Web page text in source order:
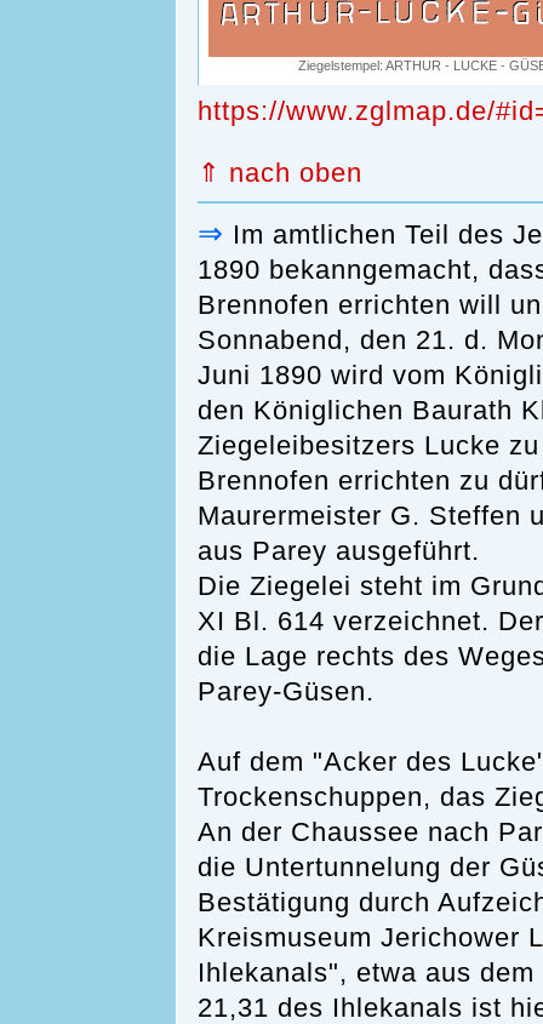
Ziegelstempel: ARTHUR - LUCKE -
https://www.zglmap.de/
⇑ nach oben
⇒ Im amtlichen Teil des
1890 bekanngemacht,
Brennofen errichten will
Sonnabend, den 21. d.
Juni 1890 wird vom
den Königlichen Baurath
Ziegeleibesitzers Lucke
Brennofen errichten zu
Maurermeister G. Steffen
aus Parey ausgeführt.
Die Ziegelei steht im
XI Bl. 614 verzeichnet.
die Lage rechts des
Parey-Güsen.
Auf dem "Acker des
Trockenschuppen, das
An der Chaussee nach
die Untertunnelung der
Bestätigung durch
Kreismuseum Jerichower
Ihlekanals", etwa aus
21,31 des Ihlekanals ist